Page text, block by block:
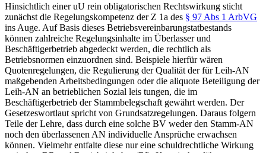
Hinsichtlich einer uU rein obligatorischen Rechtswirkung sticht
zunächst die Regelungskompetenz der Z 1a des § 97 Abs 1 ArbVG
ins Auge. Auf Basis dieses Betriebsvereinbarungstatbestands
können zahlreiche Regelungsinhalte im Überlasserund
Beschäftigerbetrieb abgedeckt werden, die rechtlich als
Betriebsnormen einzuordnen sind. Beispiele hierfür wären
Quotenregelungen, die Regulierung der Qualität der für Leih-AN
maßgebenden Arbeitsbedingungen oder die aliquote Beteiligung der
Leih-AN an betrieblichen Sozial leis tungen, die im
Beschäftigerbetrieb der Stammbelegschaft gewährt werden. Der
Gesetzeswortlaut spricht von Grundsatzregelungen. Daraus folgern
Teile der Lehre, dass durch eine solche BV weder den Stamm-AN
noch den überlassenen AN individuelle Ansprüche erwachsen
können. Vielmehr entfalte diese nur eine schuldrechtliche Wirkung